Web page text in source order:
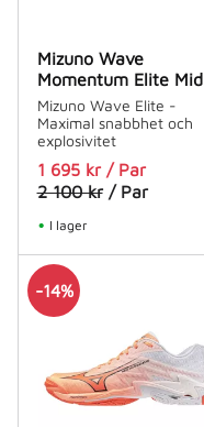
Mizuno Wave
Momentum Elite Mid
Mizuno Wave Elite -
Maximal snabbhet och
explosivitet
1 695kr / Par
2 100kr / Par
I lager
14%